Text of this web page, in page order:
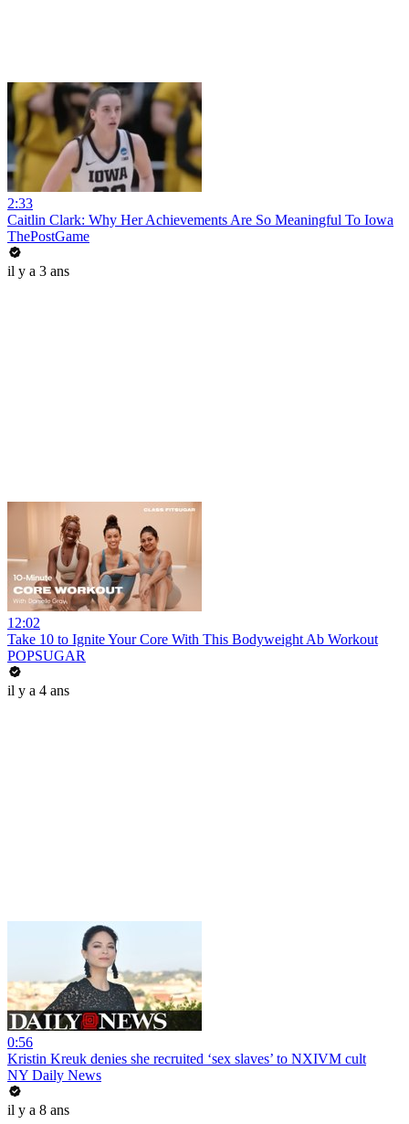
2:33
Caitlin Clark: Why Her Achievements Are So Meaningful To Iowa
ThePostGame
il y a 3 ans
12:02
Take 10 to Ignite Your Core With This Bodyweight Ab Workout
POPSUGAR
il y a 4 ans
0:56
Kristin Kreuk denies she recruited ‘sex slaves’ to NXIVM cult
NY Daily News
il y a 8 ans